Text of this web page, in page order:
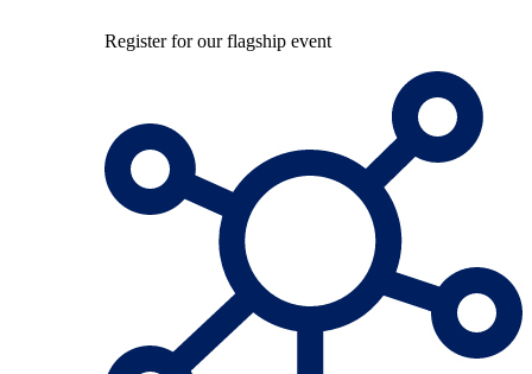
Register for our flagship event